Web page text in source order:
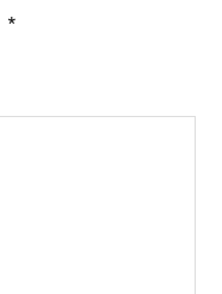
*